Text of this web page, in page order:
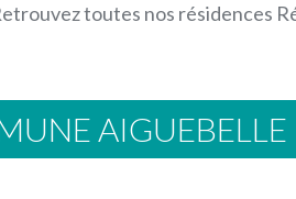
toutes nos résidences
AIGUEBELLE